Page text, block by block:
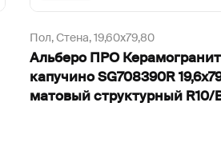
Пол, Стена,19,60х79,80
Альберо ПРО Керамогранит
капучино SG708390R
матовый структурный R10/